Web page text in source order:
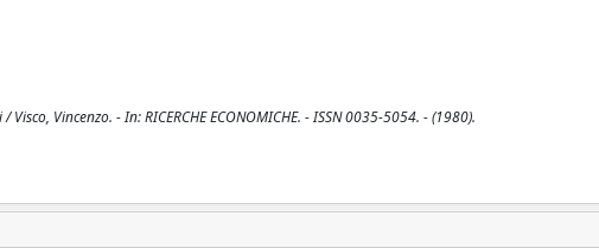
Vincenzo. - In: RICERCHE ECONOMICHE. - ISSN 0035-5054. - (1980).